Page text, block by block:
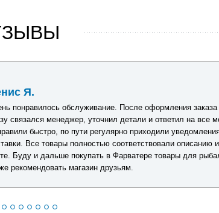
Я.
понравилось обслуживание. После оформления заказа
связался менеджер, уточнил детали и ответил на все
быстро, по пути регулярно приходили
Все товары полностью соответствовали описанию
Буду и дальше покупать в Фарватере товары для
рекомендовать магазин друзьям.